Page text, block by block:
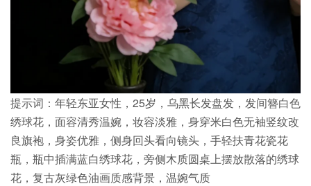
提示词：年轻东亚女性，25岁，乌黑长发盘发，发间簪白色
绣球花，面容清秀温婉，妆容淡雅，身穿米白色无袖竖纹改
良旗袍，身姿优雅，侧身回头看向镜头，手轻扶青花瓷花
瓶，瓶中插满蓝白绣球花，旁侧木质圆桌上摆放散落的绣球
花，复古灰绿色油画质感背景，温婉气质